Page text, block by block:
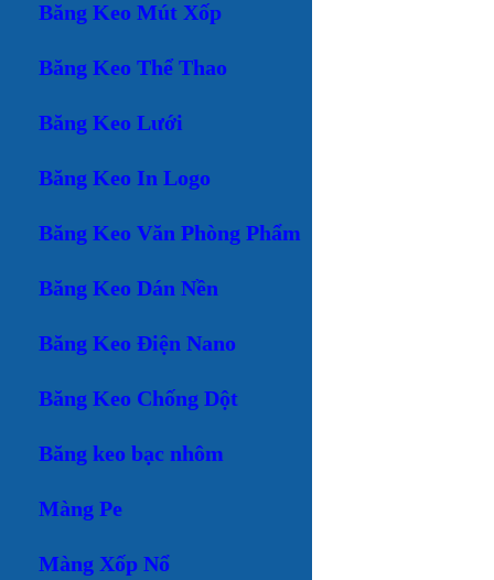
Băng Keo Mút Xốp
Băng Keo Thể Thao
Băng Keo Lưới
Băng Keo In Logo
Băng Keo Văn Phòng Phẩm
Băng Keo Dán Nền
Băng Keo Điện Nano
Băng Keo Chống Dột
Băng keo bạc nhôm
Màng Pe
Màng Xốp Nổ